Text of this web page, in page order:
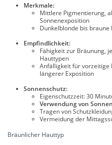
Merkmale:
Mittlere Pigmentierung,
Sonnenexposition
Dunkelblonde bis braune
Empfindlichkeit:
Fähigkeit zur Bräunung,
Hauttypen
Anfälligkeit für vorzeitige
längerer Exposition
Sonnenschutz:
Eigenschutzzeit: 30
Verwendung von
Tragen von
Vermeidung der
Bräunlicher Hauttyp